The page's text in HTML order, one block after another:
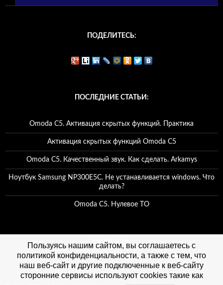
ПОДЕЛИТЕСЬ:
ПОСЛЕДНИЕ СТАТЬИ:
Omoda C5. Активация скрытых функций. Практика
Активация скрытых функций Omoda C5
Omoda C5. Качественный звук. Как сделать. Arkamys
Ноутбук Samsung NP300E5C. Не устанавливается windows. Что
делать?
Omoda C5. Нулевое ТО
ГРУППА ВК
Пользуясь нашим сайтом, вы соглашаетесь с
политикой конфиденциальности, а также с тем, что
наш веб-сайт и другие подключенные к веб-сайту
сторонние сервисы используют cookies такие как